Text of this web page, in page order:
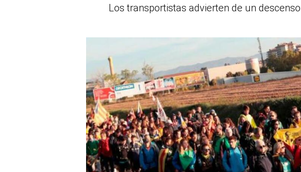
Los transportistas advierten de un